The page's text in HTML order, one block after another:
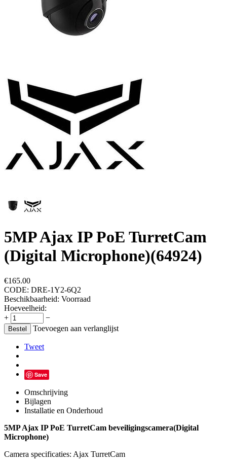
5MP Ajax IP PoE TurretCam
(Digital Microphone)(64924)
€165.00
CODE: DRE-1Y2-6Q2
Beschikbaarheid: Voorraad
Hoeveelheid:
+
−
Bestel Toevoegen aan verlanglijst
Tweet
Save
Omschrijving
Bijlagen
Installatie en Onderhoud
5MP Ajax IP PoE TurretCam beveiligingscamera(Digital
Microphone)
Camera specificaties: Ajax TurretCam